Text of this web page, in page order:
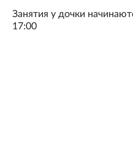
Занятия у дочки
17:00